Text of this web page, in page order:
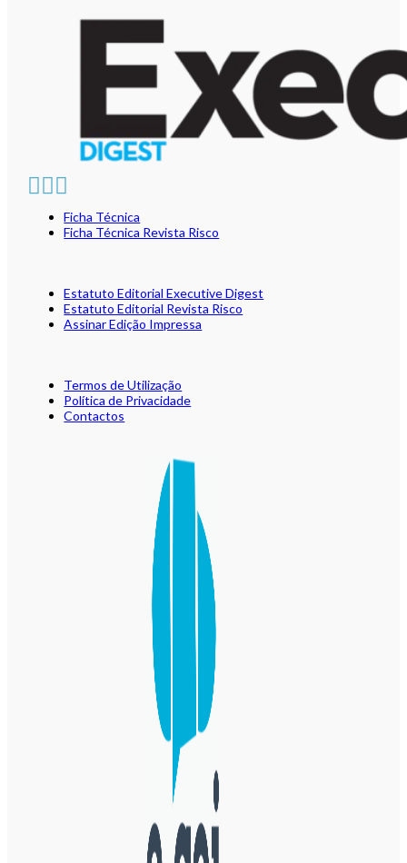
Ficha Técnica
Ficha Técnica Revista Risco
Estatuto Editorial Executive Digest
Estatuto Editorial Revista Risco
Assinar Edição Impressa
Termos de Utilização
Política de Privacidade
Contactos